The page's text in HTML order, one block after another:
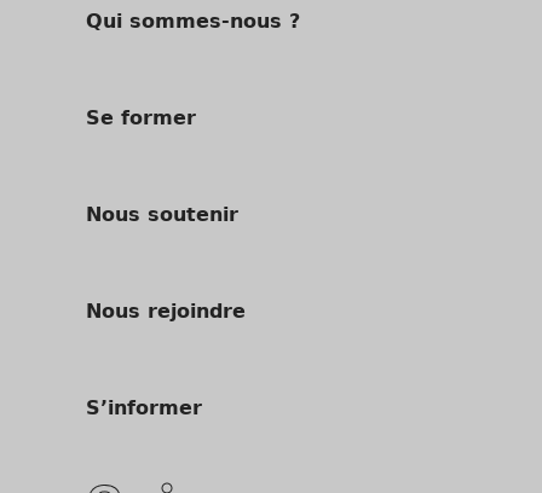
Qui sommes-nous ?
Se former
Nous soutenir
Nous rejoindre
S’informer